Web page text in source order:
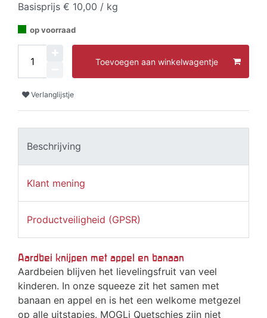
Basisprijs € 10,00 / kg
op voorraad
Toevoegen aan winkelwagentje
Verlanglijstje
Beschrijving
Klant mening
Productveiligheid (GPSR)
Aardbei knijpen met appel en banaan
Aardbeien blijven het lievelingsfruit van veel
kinderen. In onze squeeze zit het samen met
banaan en appel en is het een welkome metgezel
op alle uitstapjes. MOGLi Quetschies zijn niet